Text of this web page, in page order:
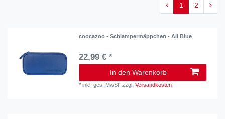
1 2
coocazoo - Schlampermäppchen - All Blue
22,99 € *
In den Warenkorb
*inkl. ges. MwSt. zzgl.Versandkosten